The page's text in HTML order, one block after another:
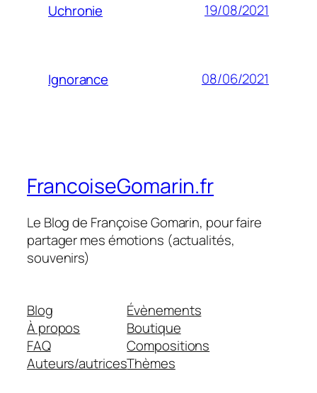
Uchronie 19/08/2021
Ignorance 08/06/2021
FrancoiseGomarin.fr
Le Blog de Françoise Gomarin, pour faire
partager mes émotions (actualités,
souvenirs)
Blog
À propos
FAQ
Auteurs/autrices
Évènements
Boutique
Compositions
Thèmes